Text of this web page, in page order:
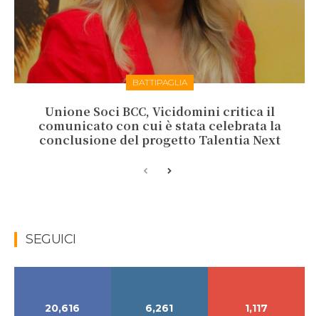
BATTIPAGLIA
Unione Soci BCC, Vicidomini critica il
comunicato con cui è stata celebrata la
conclusione del progetto Talentia Next
SEGUICI
20,616 6,261 1,117